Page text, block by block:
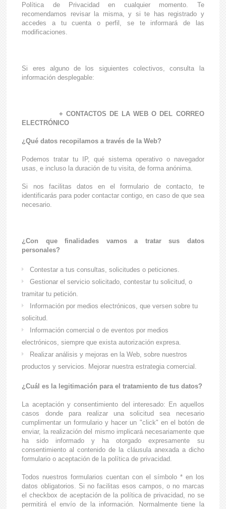
Política de Privacidad en cualquier momento. Te
recomendamos revisar la misma, y si te has registrado y
accedes a tu cuenta o perfil, se te informará de las
modificaciones.
Si eres alguno de los siguientes colectivos, consulta la
información desplegable:
+ CONTACTOS DE LA WEB O DEL CORREO
ELECTRÓNICO
¿Qué datos recopilamos a través de la Web?
Podemos tratar tu IP, qué sistema operativo o navegador
usas, e incluso la duración de tu visita, de forma anónima.
Si nos facilitas datos en el formulario de contacto, te
identificarás para poder contactar contigo, en caso de que sea
necesario.
¿Con que finalidades vamos a tratar sus datos
personales?
Contestar a tus consultas, solicitudes o peticiones.
Gestionar el servicio solicitado, contestar tu solicitud, o
tramitar tu petición.
Información por medios electrónicos, que versen sobre tu
solicitud.
Información comercial o de eventos por medios
electrónicos, siempre que exista autorización expresa.
Realizar análisis y mejoras en la Web, sobre nuestros
productos y servicios. Mejorar nuestra estrategia comercial.
¿Cuál es la legitimación para el tratamiento de tus datos?
La aceptación y consentimiento del interesado: En aquellos
casos donde para realizar una solicitud sea necesario
cumplimentar un formulario y hacer un "click" en el botón de
enviar, la realización del mismo implicará necesariamente que
ha sido informado y ha otorgado expresamente su
consentimiento al contenido de la cláusula anexada a dicho
formulario o aceptación de la política de privacidad.
Todos nuestros formularios cuentan con el símbolo * en los
datos obligatorios. Si no facilitas esos campos, o no marcas
el checkbox de aceptación de la política de privacidad, no se
permitirá el envío de la información. Normalmente tiene la